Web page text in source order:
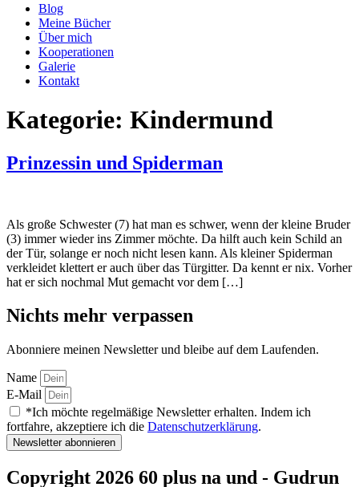
Blog
Meine Bücher
Über mich
Kooperationen
Galerie
Kontakt
Kategorie: Kindermund
Prinzessin und Spiderman
Als große Schwester (7) hat man es schwer, wenn der kleine Bruder
(3) immer wieder ins Zimmer möchte. Da hilft auch kein Schild an
der Tür, solange er noch nicht lesen kann. Als kleiner Spiderman
verkleidet klettert er auch über das Türgitter. Da kennt er nix. Vorher
hat er sich nochmal Mut gemacht vor dem […]
Nichts mehr verpassen
Abonniere meinen Newsletter und bleibe auf dem Laufenden.
Name
E-Mail
*Ich möchte regelmäßige Newsletter erhalten. Indem ich
fortfahre, akzeptiere ich die Datenschutzerklärung.
Newsletter abonnieren
Copyright 2026 60 plus na und - Gudrun